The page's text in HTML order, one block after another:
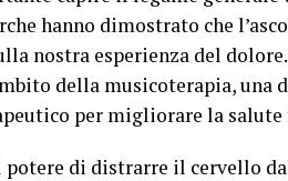
hanno dimostrato che
nostra esperienza del
della musicoterapia, una
per migliorare la salute
potere di distrarre il cervello